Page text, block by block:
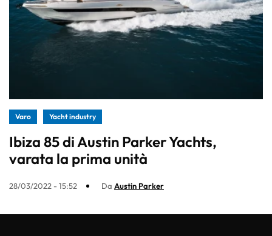
Varo Yacht industry
Ibiza 85 di Austin Parker Yachts,
varata la prima unità
28/03/2022 - 15:52 Da Austin Parker